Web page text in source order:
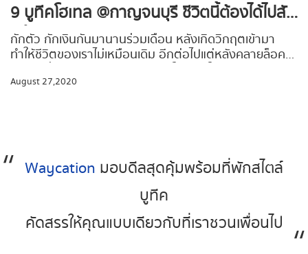
9 บูทีคโฮเทล @กาญจนบุรี ชีวิตนี้ต้องได้ไปสัก
ครั้ง!
กักตัว กักเงินกันมานานร่วมเดือน หลังเกิดวิกฤตเข้ามา
ทำให้ชีวิตของเราไม่เหมือนเดิม อีกต่อไปแต่หลังคลายล็อค
เตรียมตัว เที่ยว [ใกล้ๆ] กรุงฯ
August 27,2020
Waycation มอบดีลสุดคุ้มพร้อมที่พักสไตล์
บูทีค
คัดสรรให้คุณแบบเดียวกับที่เราชวนเพื่อนไป